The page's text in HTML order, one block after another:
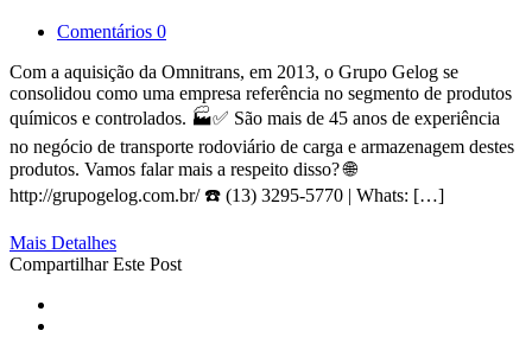
Comentários 0
Com a aquisição da Omnitrans, em 2013, o Grupo Gelog se
consolidou como uma empresa referência no segmento de produtos
químicos e controlados. 🏭✅ São mais de 45 anos de experiência
no negócio de transporte rodoviário de carga e armazenagem destes
produtos. Vamos falar mais a respeito disso? 🌐
http://grupogelog.com.br/ ☎️ (13) 3295-5770 | Whats: […]
Mais Detalhes
Compartilhar Este Post